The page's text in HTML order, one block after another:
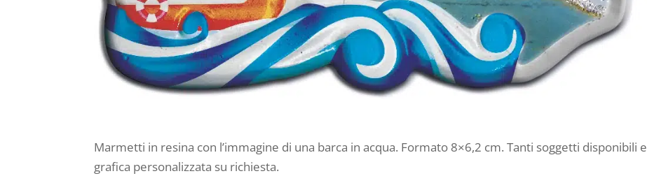
Marmetti in resina con l’immagine di una barca in acqua. Formato 8×6,2 cm. Tanti soggetti disponibili e
grafica personalizzata su richiesta.